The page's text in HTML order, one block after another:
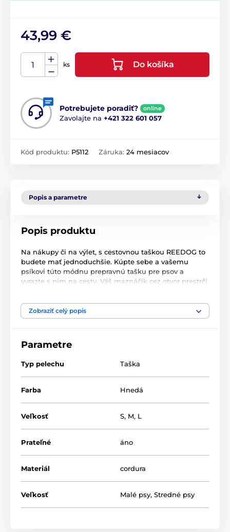
43,99 €
ks Do košíka
Potrebujete poradiť? online
Zavolajte na +421 322 601 057
Kód produktu: P5112 Záruka: 24 mesiacov
Popis a parametre
Popis produktu
Na nákupy či na výlet, s cestovnou taškou REEDOG to
budete mať jednoduchšie. Kúpte sebe a vašemu
psíkovi túto módnu prepravnú tašku pre psov a
vyrazte s nim na cesty. Váš maznáčik cez otvor prestrčí
odolná voči škrabancom.
Zobraziť celý popis
Parametre
Typ pelechu Taška
Farba Hnedá
Veľkosť S, M, L
Prateľné áno
Materiál cordura
Veľkosť Malé psy, Stredné psy